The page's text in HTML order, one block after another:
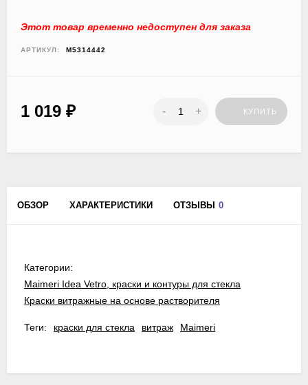
Этот товар временно недоступен для заказа
АРТИКУЛ: M5314442
1 019 ₽ - + КУПИТЬ
ОБЗОР ХАРАКТЕРИСТИКИ ОТЗЫВЫ 0
Категории:
Maimeri Idea Vetro, краски и контуры для стекла
Краски витражные на основе растворителя
Теги: краски для стекла витраж Maimeri